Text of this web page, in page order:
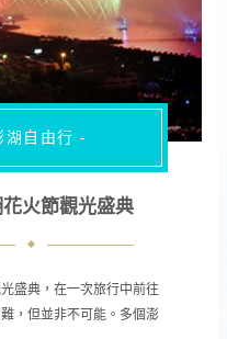
湖自由行 -
火節觀光盛典
盛典，在一次旅行中前往
，但並非不可能。多個澎